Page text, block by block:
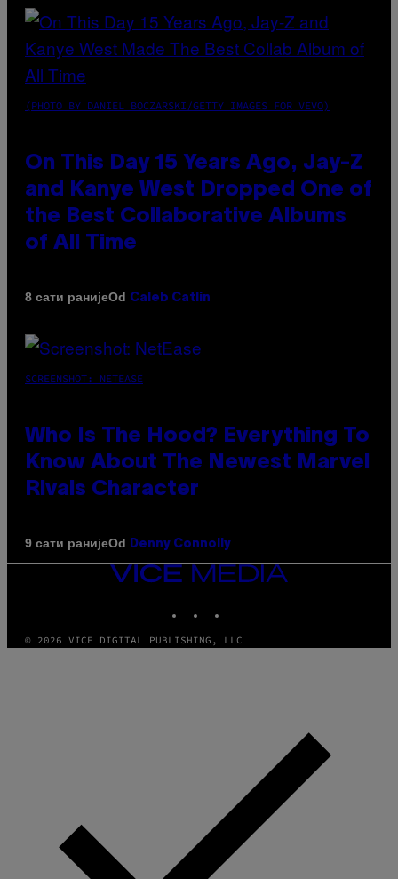
(PHOTO BY DANIEL BOCZARSKI/GETTY IMAGES FOR VEVO)
On This Day 15 Years Ago, Jay-Z
and Kanye West Dropped One of
the Best Collaborative Albums
of All Time
8 сати ранијеOd Caleb Catlin
SCREENSHOT: NETEASE
Who Is The Hood? Everything To
Know About The Newest Marvel
Rivals Character
9 сати ранијеOd Denny Connolly
VICE
MEDIA
© 2026 VICE DIGITAL PUBLISHING, LLC